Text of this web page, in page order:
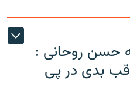
حسن روحانی :
بدی در پی